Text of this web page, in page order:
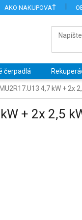
AKO NAKUPOVAŤ
čerpadlá
4,7 kW + 2x
+ 2x 2,5